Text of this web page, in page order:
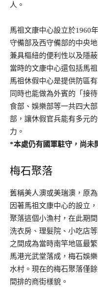
人。
馬祖文康中心設立於1960
守備部及西守備部的中央
兼具樞紐的便利性以及隱蔽
當時的文康中心還包括馬
馬祖休假中心是提供防區
同時也能做為外賓的「接
食部、娛樂部等一共四大
部，讓休假官兵能有多元
力。
*本處仍有國軍駐守，尚未
梅石聚落
舊稱美人澳或美瑞澳，原
因著馬祖文康中心的設立
聚落這個小漁村，在此期
洗衣房、理髮院、小吃店
之間成為當時南竿地區最
馬港光武堂落成，梅石娛
水村。現在的梅石聚落僅
間排的商街樣貌。